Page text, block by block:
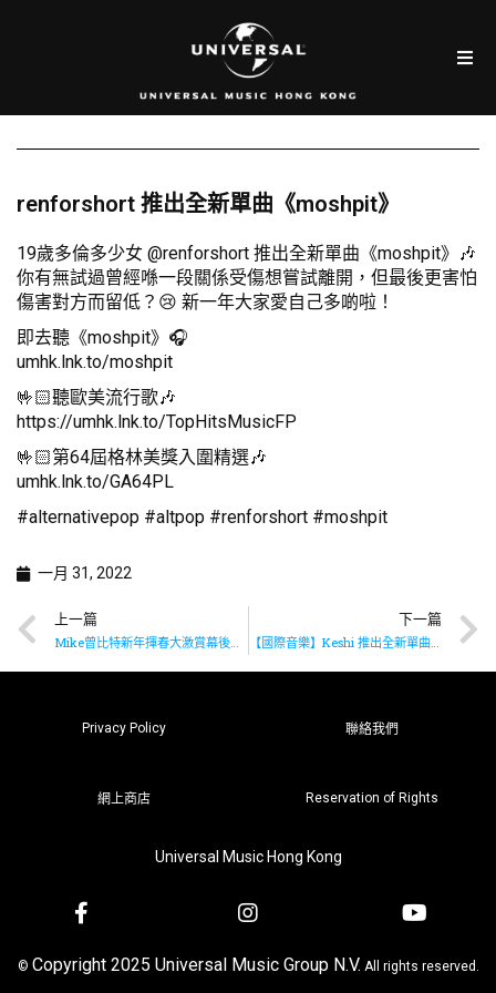
renforshort 推出全新單曲《moshpit》
19歲多倫多少女 @renforshort 推出全新單曲《moshpit》🎶
你有無試過曾經喺一段關係受傷想嘗試離開，但最後更害怕
傷害對方而留低？😢 新一年大家愛自己多啲啦！
即去聽《moshpit》🎧
umhk.lnk.to/moshpit
🤟🏻聽歐美流行歌🎶
https://umhk.lnk.to/TopHitsMusicFP
🤟🏻第64屆格林美獎入圍精選🎶
umhk.lnk.to/GA64PL
#alternativepop #altpop #renforshort #moshpit
一月 31, 2022
上一篇
Mike曾比特新年揮春大激賞幕後花絮
下一篇
【國際音樂】Keshi 推出全新單曲《TOUCH》
Privacy Policy 聯絡我們
網上商店 Reservation of Rights
Universal Music Hong Kong
© Copyright 2025 Universal Music Group N.V. All rights reserved.